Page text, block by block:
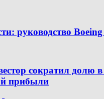
руководство
сократил долю
прибыли